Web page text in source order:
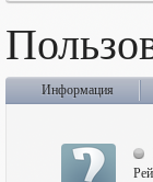
Информация